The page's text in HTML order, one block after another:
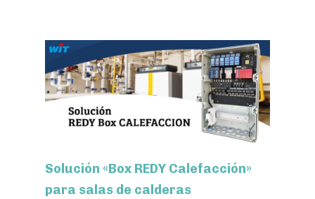
Solución «Box REDY Calefacción»
para salas de calderas